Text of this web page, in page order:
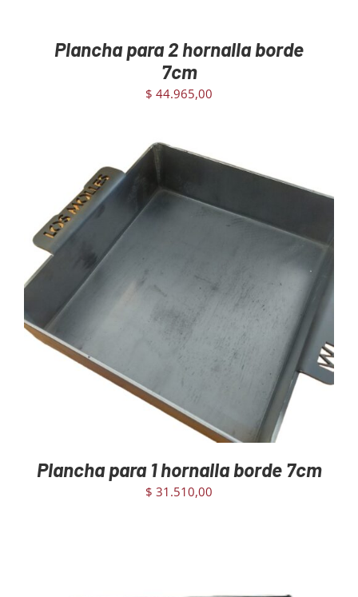
Plancha para 2 hornalla borde
7cm
$ 44.965,00
AGREGAR AL CARRITO /
Plancha para 1 hornalla borde 7cm
$ 31.510,00